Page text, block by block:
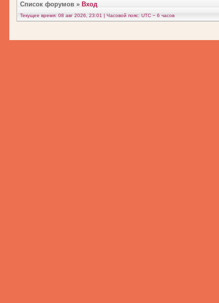
Список форумов » Вход
Текущее время: 08 авг 2026, 23:01 | Часовой пояс: UTC − 6 часов